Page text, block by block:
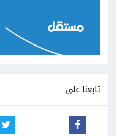
تابعنا على